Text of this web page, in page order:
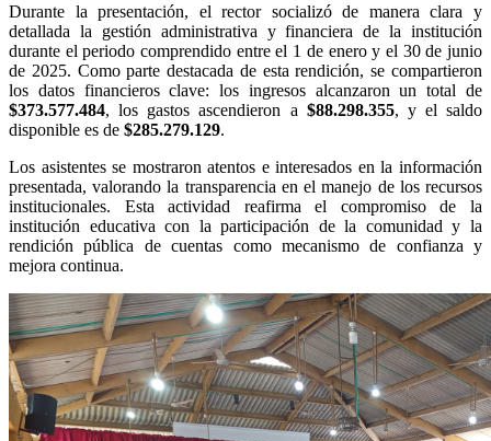
Durante la presentación, el rector socializó de manera clara y
detallada la gestión administrativa y financiera de la institución
durante el periodo comprendido entre el 1 de enero y el 30 de junio
de 2025. Como parte destacada de esta rendición, se compartieron
los datos financieros clave: los ingresos alcanzaron un total de
$373.577.484, los gastos ascendieron a $88.298.355, y el saldo
disponible es de $285.279.129.
Los asistentes se mostraron atentos e interesados en la información
presentada, valorando la transparencia en el manejo de los recursos
institucionales. Esta actividad reafirma el compromiso de la
institución educativa con la participación de la comunidad y la
rendición pública de cuentas como mecanismo de confianza y
mejora continua.